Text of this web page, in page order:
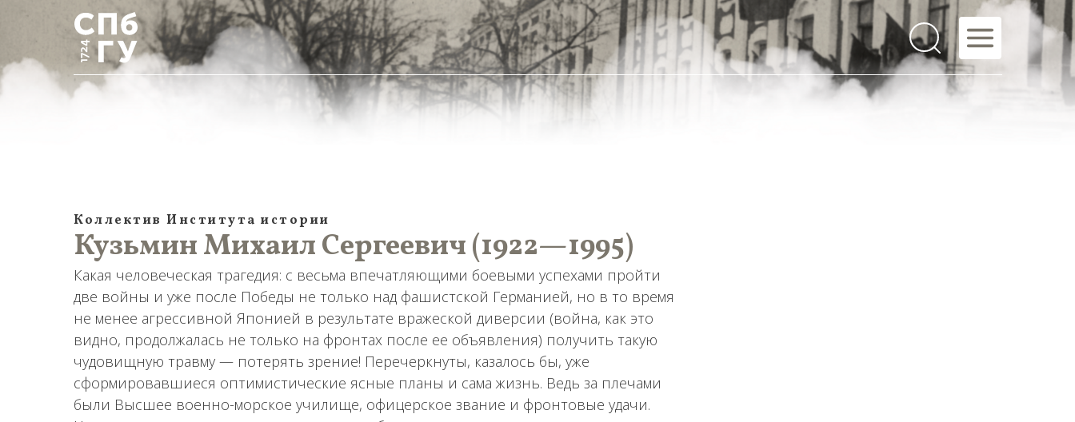
Коллектив Института истории
Кузьмин Михаил Сергеевич (1922—1995)
Какая человеческая трагедия: с весьма впечатляющими боевыми успехами пройти
две войны и уже после Победы не только над фашистской Германией, но в то время
не менее агрессивной Японией в результате вражеской диверсии (война, как это
видно, продолжалась не только на фронтах после ее объявления) получить такую
чудовищную травму — потерять зрение! Перечеркнуты, казалось бы, уже
сформировавшиеся оптимистические ясные планы и сама жизнь. Ведь за плечами
были Высшее военно-морское училище, офицерское звание и фронтовые удачи.